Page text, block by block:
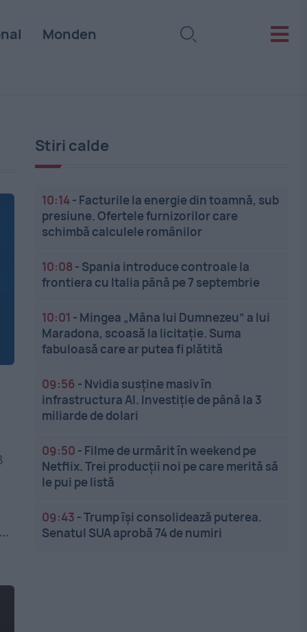
Monden
Stiri calde
10:14- Facturile la energie din toamnă, sub
presiune. Ofertele furnizorilor care
schimbă calculele românilor
10:08 - Spania introduce controale la
frontiera cu Italia până pe 7 septembrie
10:01 - Mingea „Mâna lui Dumnezeu” a lui
Maradona, scoasă la licitație. Suma
fabuloasă care ar putea fi plătită
09:56 - Nvidia susține masiv în
infrastructura AI. Investiție de până la 3
miliarde de dolari
09:50 - Filme de urmărit în weekend pe
Netflix. Trei producții noi pe care merită să
le pui pe listă
09:43 -Trump își consolidează puterea.
Senatul SUA aprobă 74 de numiri